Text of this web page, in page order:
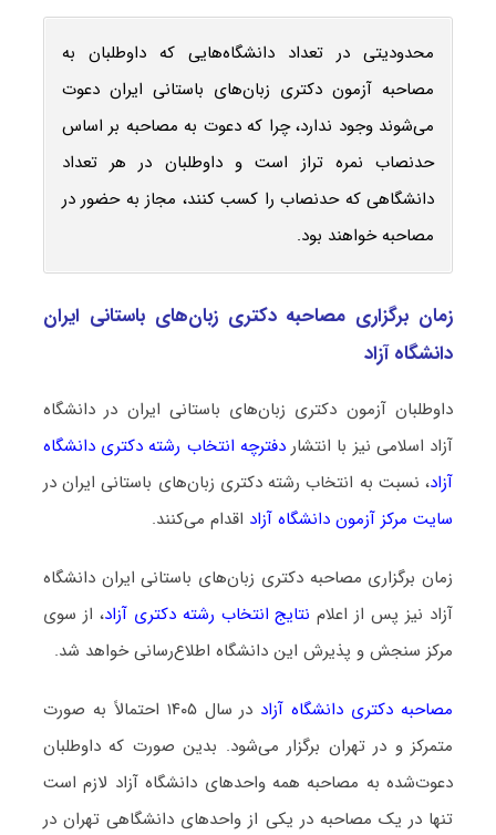
محدودیتی در تعداد دانشگاه‌هایی که داوطلبان به
مصاحبه آزمون دکتری زبان‌های باستانی ایران دعوت
می‌شوند وجود ندارد، چرا که دعوت به مصاحبه بر اساس
حدنصاب نمره تراز است و داوطلبان در هر تعداد
دانشگاهی که حدنصاب را کسب کنند، مجاز به حضور در
مصاحبه خواهند بود.
زمان برگزاری مصاحبه دکتری زبان‌های باستانی ایران
دانشگاه آزاد
داوطلبان آزمون دکتری زبان‌های باستانی ایران در دانشگاه
آزاد اسلامی نیز با انتشاردفترچه انتخاب رشته دکتری دانشگاه
آزاد، نسبت به انتخاب رشته دکتری زبان‌های باستانی ایران در
سایت مرکز آزمون دانشگاه آزاد اقدام می‌کنند.
زمان برگزاری مصاحبه دکتری زبان‌های باستانی ایران دانشگاه
آزاد نیز پس از اعلام نتایج انتخاب رشته دکتری آزاد، از سوی
مرکز سنجش و پذیرش این دانشگاه اطلاع‌رسانی خواهد شد.
مصاحبه دکتری دانشگاه آزاد
در سال ۱۴۰۵ احتمالاً به صورت
متمرکز و در تهران برگزار می‌شود. بدین صورت که داوطلبان
دعوت‌شده به مصاحبه همه واحدهای دانشگاه آزاد لازم است
تنها در یک مصاحبه در یکی از واحدهای دانشگاهی تهران در